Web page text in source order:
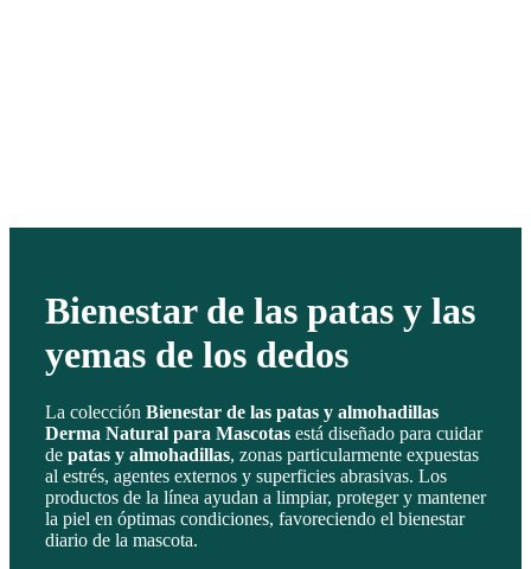
Bienestar de las patas y las
yemas de los dedos
La colección Bienestar de las patas y almohadillas
Derma Natural para Mascotas está diseñado para cuidar
de patas y almohadillas, zonas particularmente expuestas
al estrés, agentes externos y superficies abrasivas. Los
productos de la línea ayudan a limpiar, proteger y mantener
la piel en óptimas condiciones, favoreciendo el bienestar
diario de la mascota.